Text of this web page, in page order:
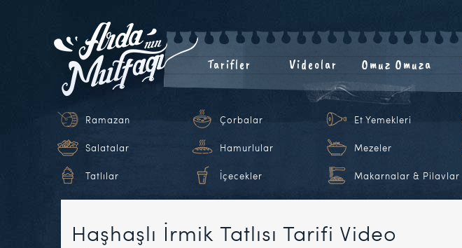
Tarifler Videolar Omuz Omuza
Ramazan Çorbalar Et Yemekleri
Salatalar Hamurlular Mezeler
Tatlılar İçecekler Makarnalar & Pilavlar
Haşhaşlı İrmik Tatlısı Tarifi Video